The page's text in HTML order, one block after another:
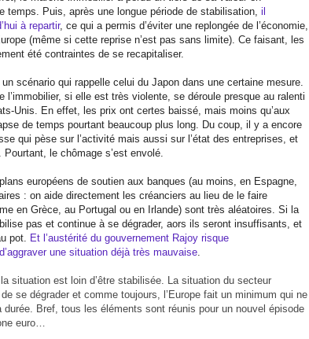
temps. Puis, après une longue période de stabilisation, il
à repartir, ce qui a permis d’éviter une replongée de l’économie,
(même si cette reprise n’est pas sans limite). Ce faisant, les
été contraintes de se recapitaliser.
un scénario qui rappelle celui du Japon dans une certaine mesure.
l’immobilier, si elle est très violente, se déroule presque au ralenti
Unis. En effet, les prix ont certes baissé, mais moins qu’aux
de temps pourtant beaucoup plus long. Du coup, il y a encore
qui pèse sur l’activité mais aussi sur l’état des entreprises, et
le chômage s’est envolé.
européens de soutien aux banques (au moins, en Espagne,
: on aide directement les créanciers au lieu de le faire
en Grèce, au Portugal ou en Irlande) sont très aléatoires. Si la
pas et continue à se dégrader, aors ils seront insuffisants, et
pot. Et l’austérité du gouvernement Rajoy risque
une situation déjà très mauvaise
situation est loin d’être stabilisée. La situation du secteur
se dégrader et comme toujours, l’Europe fait un minimum qui ne
durée. Bref, tous les éléments sont réunis pour un nouvel épisode
euro…